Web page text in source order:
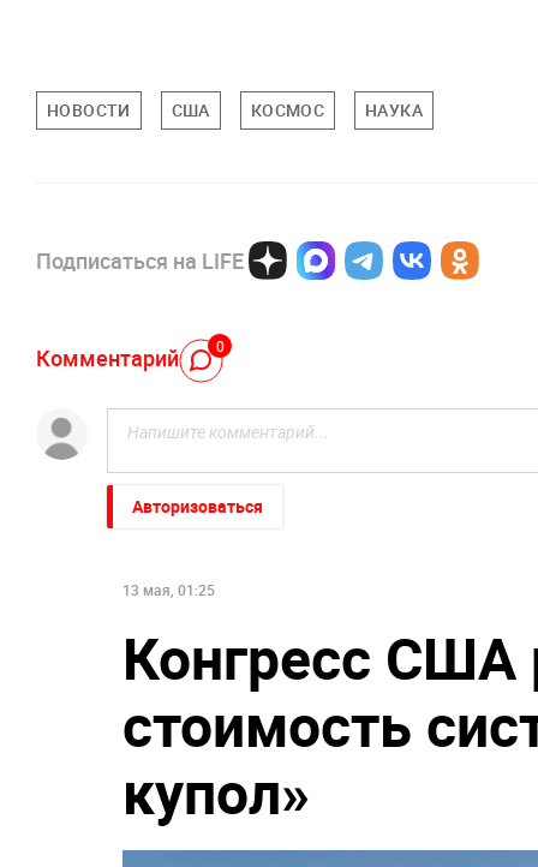
НОВОСТИ США КОСМОС НАУКА
Подписаться на LIFE
Комментарий 0
Авторизоваться
13 мая, 01:25
Конгресс США
стоимость
купол»